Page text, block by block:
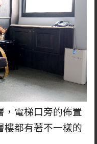
，電梯口旁的佈置
樓都有著不一樣的